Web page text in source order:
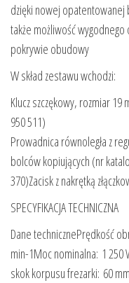
dzięki nowej opatentowanej
także możliwość wygodnego
pokrywie obudowy
W skład zestawu wchodzi:
Klucz szczękowy, rozmiar
950 511)
Prowadnica równoległa z
bolców kopiujących (nr
370)Zacisk z nakrętką
SPECYFIKACJA TECHNICZNA
Dane technicznePrędkość
min-1Moc nominalna: 1 250
skok korpusu frezarki: 60